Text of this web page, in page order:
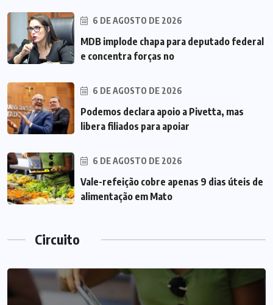
6 DE AGOSTO DE 2026
MDB implode chapa para deputado federal
e concentra forças no
6 DE AGOSTO DE 2026
Podemos declara apoio a Pivetta, mas
libera filiados para apoiar
6 DE AGOSTO DE 2026
Vale-refeição cobre apenas 9 dias úteis de
alimentação em Mato
Circuito